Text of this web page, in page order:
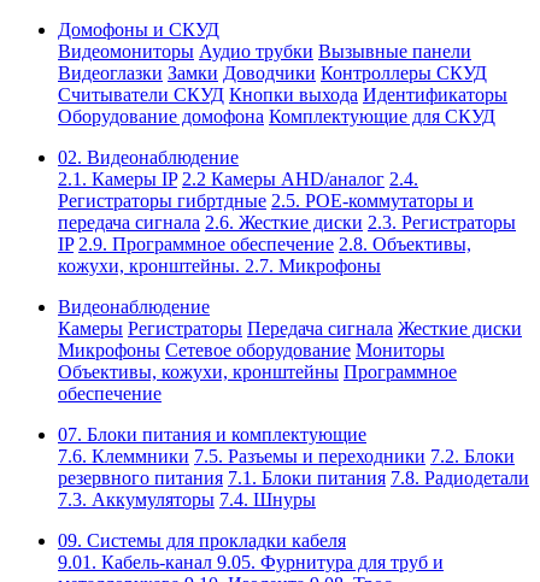
Домофоны и СКУД
Видеомониторы Аудио трубки Вызывные панели
Видеоглазки Замки Доводчики Контроллеры СКУД
Считыватели СКУД Кнопки выхода Идентификаторы
Оборудование домофона Комплектующие для СКУД
02. Видеонаблюдение
2.1. Камеры IP 2.2 Камеры AHD/аналог 2.4.
Регистраторы гибртдные 2.5. РОЕ-коммутаторы и
передача сигнала 2.6. Жесткие диски 2.3. Регистраторы
IP 2.9. Программное обеспечение 2.8. Объективы,
кожухи, кронштейны. 2.7. Микрофоны
Видеонаблюдение
Камеры Регистраторы Передача сигнала Жесткие диски
Микрофоны Сетевое оборудование Мониторы
Объективы, кожухи, кронштейны Программное
обеспечение
07. Блоки питания и комплектующие
7.6. Клеммники 7.5. Разъемы и переходники 7.2. Блоки
резервного питания 7.1. Блоки питания 7.8. Радиодетали
7.3. Аккумуляторы 7.4. Шнуры
09. Системы для прокладки кабеля
9.01. Кабель-канал 9.05. Фурнитура для труб и